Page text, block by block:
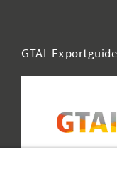
GTAI-